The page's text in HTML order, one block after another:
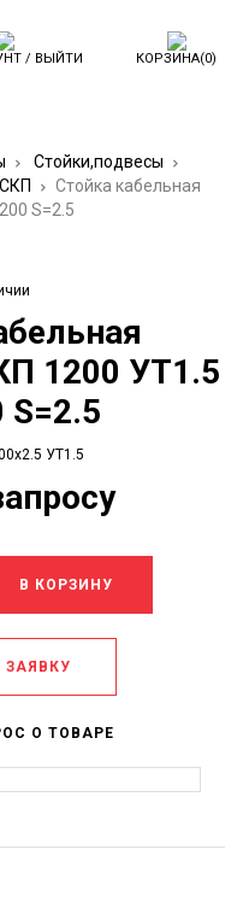
/ ВЫЙТИ КОРЗИНА(0)
Стойки,подвесы
Стойка кабельная
S=2.5
1200 УТ1.5
S=2.5
УТ1.5
В КОРЗИНУ
ЗАЯВКУ
О ТОВАРЕ